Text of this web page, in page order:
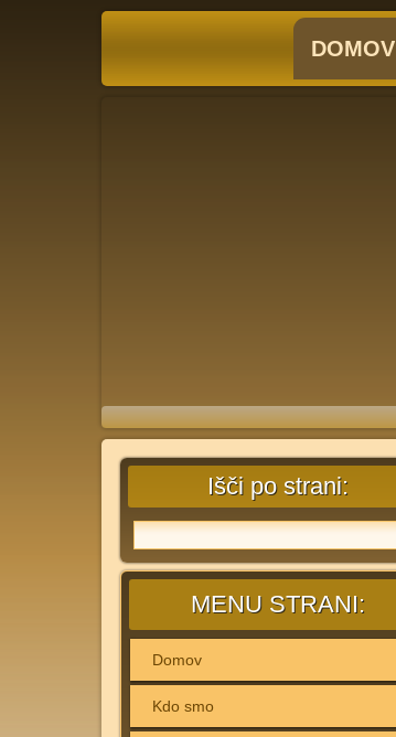
DOMOV
Išči po strani:
MENU STRANI:
Domov
Kdo smo